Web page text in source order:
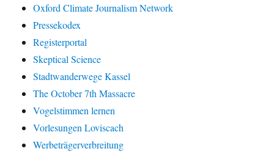
Oxford Climate Journalism Network
Pressekodex
Registerportal
Skeptical Science
Stadtwanderwege Kassel
The October 7th Massacre
Vogelstimmen lernen
Vorlesungen Loviscach
Werbeträgerverbreitung